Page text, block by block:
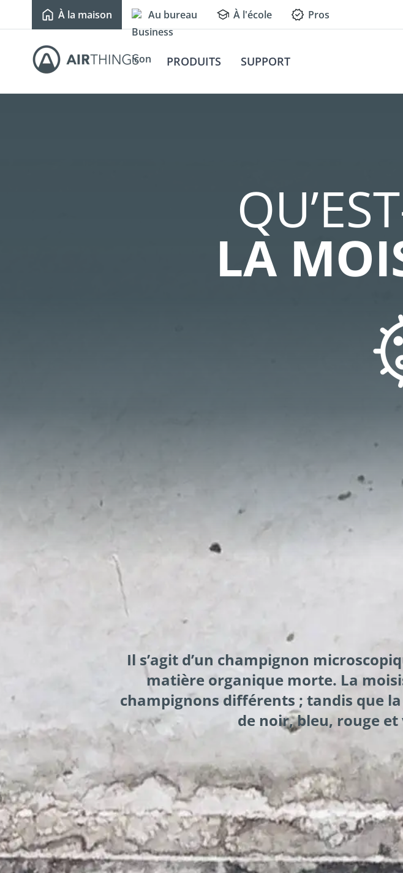
À la maison Au bureau À l'école Pros
PRODUITS SUPPORT
LA
Il s’agit d’un champignon
matière organique morte. La
champignons différents ; tandis que
de noir, bleu, rouge